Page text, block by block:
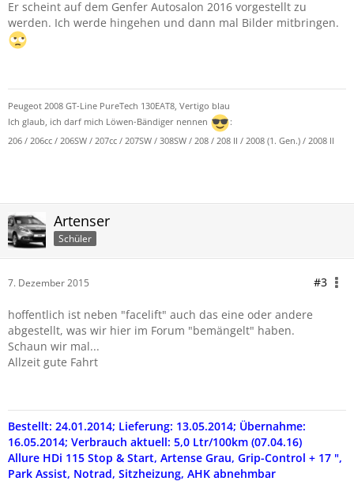
Er scheint auf dem Genfer Autosalon 2016 vorgestellt zu
werden. Ich werde hingehen und dann mal Bilder mitbringen.
Peugeot 2008 GT-Line PureTech 130EAT8, Vertigo blau
Ich glaub, ich darf mich Löwen-Bändiger nennen
:
206 / 206cc / 206SW / 207cc / 207SW / 308SW / 208 / 208 II / 2008 (1. Gen.) / 2008 II
Artenser
Schüler
7. Dezember 2015 #3
hoffentlich ist neben "facelift" auch das eine oder andere
abgestellt, was wir hier im Forum "bemängelt" haben.
Schaun wir mal...
Allzeit gute Fahrt
Bestellt: 24.01.2014; Lieferung: 13.05.2014; Übernahme:
16.05.2014; Verbrauch aktuell: 5,0 Ltr/100km (07.04.16)
Allure HDi 115 Stop & Start, Artense Grau, Grip-Control + 17 ",
Park Assist, Notrad, Sitzheizung, AHK abnehmbar